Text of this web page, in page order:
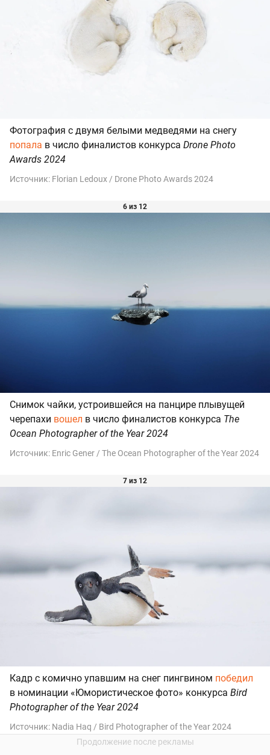
Фотография с двумя белыми медведями на снегу
попала в число финалистов конкурса Drone Photo
Awards 2024
Источник: Florian Ledoux / Drone Photo Awards 2024
6 из 12
Снимок чайки, устроившейся на панцире плывущей
черепахи вошел в число финалистов конкурса The
Ocean Photographer of the Year 2024
Источник: Enric Gener / The Ocean Photographer of the Year 2024
7 из 12
Кадр с комично упавшим на снег пингвином победил
в номинации «Юмористическое фото» конкурса Bird
Photographer of the Year 2024
Источник: Nadia Haq / Bird Photographer of the Year 2024